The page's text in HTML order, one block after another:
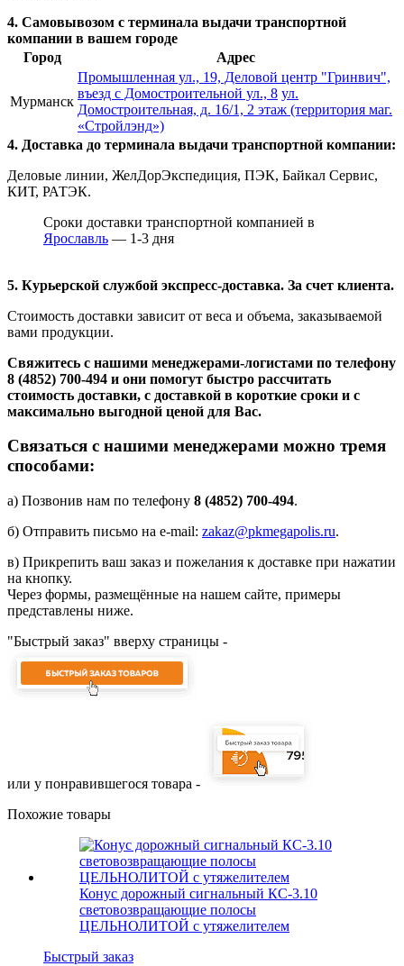
4. Самовывозом с терминала выдачи транспортной
компании в вашем городе
Город
Адрес
Мурманск
Промышленная ул., 19, Деловой центр "Гринвич",
въезд с Домостроительной ул., 8 ул.
Домостроительная, д. 16/1, 2 этаж (территория маг.
«Стройлэнд»)
4. Доставка до терминала выдачи транспортной компании:
Деловые линии, ЖелДорЭкспедиция, ПЭК, Байкал Сервис,
КИТ, РАТЭК.
Сроки доставки транспортной компанией в
Ярославль — 1-3 дня
5. Курьерской службой экспресс-доставка. За счет клиента.
Стоимость доставки зависит от веса и объема, заказываемой
вами продукции.
Свяжитесь с нашими менеджерами-логистами по телефону
8 (4852) 700-494 и они помогут быстро рассчитать
стоимость доставки, с доставкой в короткие сроки и с
максимально выгодной ценой для Вас.
Связаться с нашими менеджерами можно тремя
способами:
а) Позвонив нам по телефону 8 (4852) 700-494.
б) Отправить письмо на e-mail: zakaz@pkmegapolis.ru.
в) Прикрепить ваш заказ и пожелания к доставке при нажатии
на кнопку.
Через формы, размещённые на нашем сайте, примеры
представлены ниже.
"Быстрый заказ" вверху страницы -
или у понравившегося товара -
Похожие товары
Конус дорожный сигнальный КС-3.10
световозвращающие полосы
ЦЕЛЬНОЛИТОЙ с утяжелителем
Быстрый заказ